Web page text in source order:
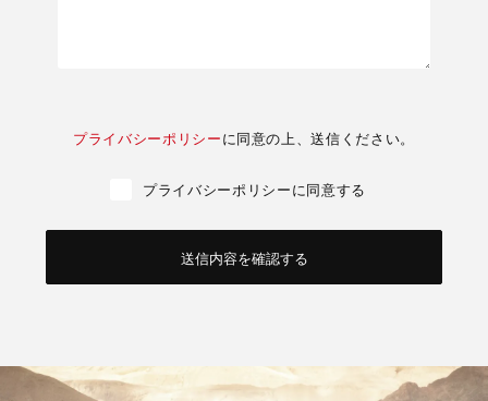
プライバシーポリシーに同意の上、送信ください。
プライバシーポリシーに同意する